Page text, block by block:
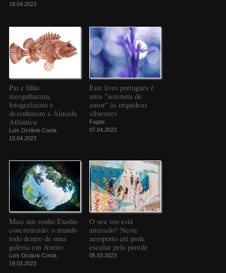
18.04.2023
Pai e filho
mergulharam,
fotografaram e
desenharam a Almada
Atlântica
Luís Octávio Costa
10.04.2023
Este livro português é
uma "serenata de
amor" às orquídeas
silvestres
Fugas
07.04.2023
Mais um sonho Exodus
concretizado: o mundo
todo dentro de uma
galeria em Aveiro
Luís Octávio Costa
19.03.2023
O seu voo está
atrasado? Neste
aeroporto até pode
escalar pela parede
05.03.2023